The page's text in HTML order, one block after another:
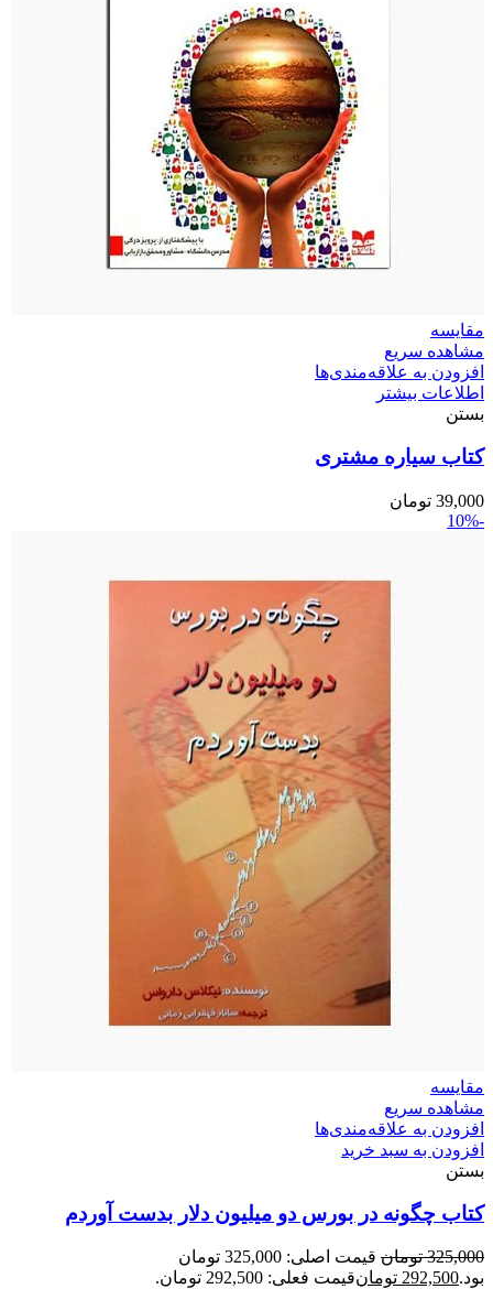
مقایسه
مشاهده سریع
افزودن به علاقه‌مندی‌ها
اطلاعات بیشتر
بستن
کتاب سیاره مشتری
39,000 تومان
-10%
مقایسه
مشاهده سریع
افزودن به علاقه‌مندی‌ها
افزودن به سبد خرید
بستن
کتاب چگونه در بورس دو میلیون دلار بدست آوردم
325,000 تومان
قیمت اصلی: 325,000 تومان
بود.292,500 تومانقیمت فعلی: 292,500 تومان.